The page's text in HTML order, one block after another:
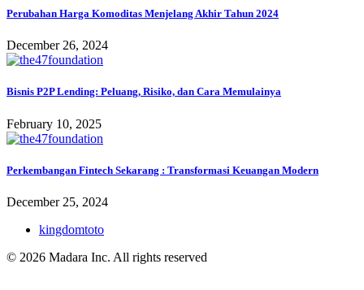
Perubahan Harga Komoditas Menjelang Akhir Tahun 2024
December 26, 2024
Bisnis P2P Lending: Peluang, Risiko, dan Cara Memulainya
February 10, 2025
Perkembangan Fintech Sekarang : Transformasi Keuangan Modern
December 25, 2024
kingdomtoto
© 2026 Madara Inc. All rights reserved